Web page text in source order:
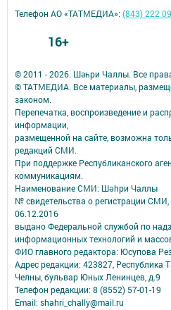
© 2011 - 2026. Шәһри Чаллы. Все
© ТАТМЕДИА. Все материалы,
законом.
Перепечатка, воспроизведение и
информации,
размещенной на сайте, возможна
редакций СМИ.
При поддержке Республиканского
коммуникациям.
Наименование СМИ: Шəhри Чаллы
№ свидетельства о регистрации
06.12.2016
выдано Федеральной службой по
информационных технологий и
ФИО главного редактора: Юсупова
Адрес редакции: 423827, Республика
Челны, бульвар Юных Ленинцев, д.9
Телефон редакции: 8 (8552) 57-01-19
Email: shahri_chally@mail.ru
Телефон АО «ТАТМЕДИА»:(843) 222
16+